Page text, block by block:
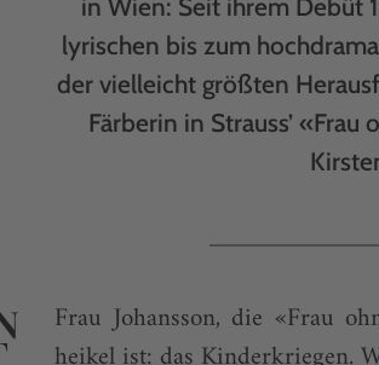
in Wien: Seit ihrem Debüt
lyrischen bis zum
der vielleicht größten
Färberin in Strauss’
Frau Johansson, die «Frau